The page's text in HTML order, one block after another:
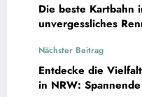
Die beste Kartbahn
unvergessliches
Nächster Beitrag
Entdecke die
in NRW: